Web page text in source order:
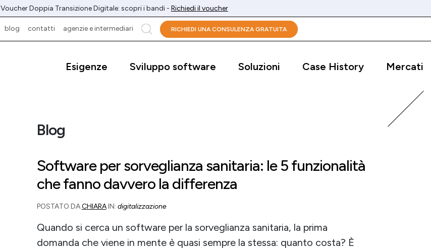
Voucher Doppia Transizione Digitale: scopri i bandi - Richiedi il voucher
blog contatti agenzie e intermediari cerca
RICHIEDI UNA CONSULENZA GRATUITA
Esigenze Sviluppo software Soluzioni Case History Mercati
Blog
Software per sorveglianza sanitaria: le 5 funzionalità
che fanno davvero la differenza
POSTATO DACHIARAIN: digitalizzazione
Quando si cerca un software per la sorveglianza sanitaria, la prima
domanda che viene in mente è quasi sempre la stessa: quanto costa? È